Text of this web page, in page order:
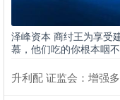
泽峰资本 商纣王为享受
慕，他们吃的你根本咽
升利配 证监会：增强